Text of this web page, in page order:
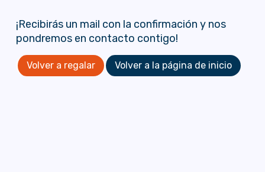
¡Recibirás un mail con la confirmación y nos
pondremos en contacto contigo!
Volver a regalar Volver a la página de inicio